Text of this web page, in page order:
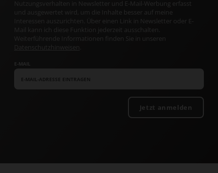
Nutzungsverhalten in Newsletter und E-Mail-Werbung erfasst
und ausgewertet wird, um die Inhalte besser auf meine
Interessen auszurichten. Über einen Link in Newsletter oder E-
Mail kann ich diese Funktion jederzeit ausschalten.
Weiterführende Informationen finden Sie in unseren
Datenschutzhinweisen
E-MAIL
Jetzt anmelden